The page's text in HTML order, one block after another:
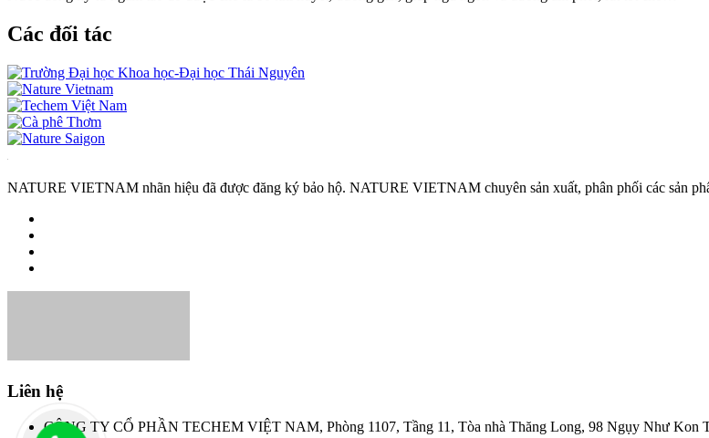
Các đối tác
NATURE VIETNAM nhãn hiệu đã được đăng ký bảo hộ. NATURE VIETNAM chuyên sản xuất, phân phối các sản
Liên hệ
CÔNG TY CỔ PHẦN TECHEM VIỆT NAM, Phòng 1107, Tầng 11, Tòa nhà Thăng Long, 98 Ngụy Như Kon